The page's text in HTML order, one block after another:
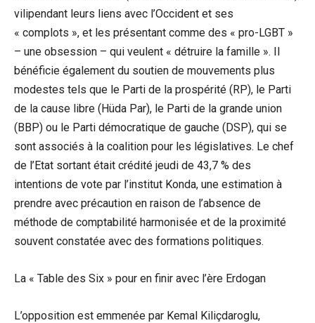
vilipendant leurs liens avec l’Occident et ses
« complots », et les présentant comme des « pro-LGBT »
– une obsession – qui veulent « détruire la famille ». Il
bénéficie également du soutien de mouvements plus
modestes tels que le Parti de la prospérité (RP), le Parti
de la cause libre (Hüda Par), le Parti de la grande union
(BBP) ou le Parti démocratique de gauche (DSP), qui se
sont associés à la coalition pour les législatives. Le chef
de l’Etat sortant était crédité jeudi de 43,7 % des
intentions de vote par l’institut Konda, une estimation à
prendre avec précaution en raison de l’absence de
méthode de comptabilité harmonisée et de la proximité
souvent constatée avec des formations politiques.
La « Table des Six » pour en finir avec l’ère Erdogan
L’opposition est emmenée par Kemal Kiliçdaroglu,